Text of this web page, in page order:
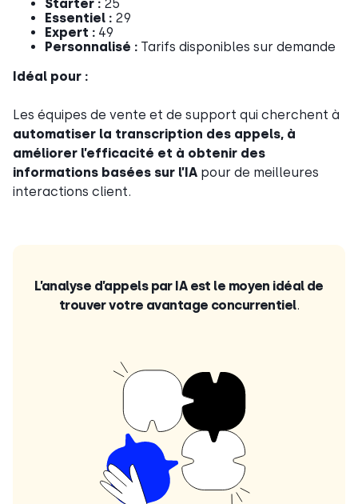
Starter : 25
Essentiel : 29
Expert : 49
Personnalisé : Tarifs disponibles sur demande
Idéal pour :
Les équipes de vente et de support qui cherchent à
automatiser la transcription des appels, à
améliorer l’efficacité et à obtenir des
informations basées sur l’IA pour de meilleures
interactions client.
L’analyse d’appels par IA est le moyen idéal de
trouver votre avantage concurrentiel.